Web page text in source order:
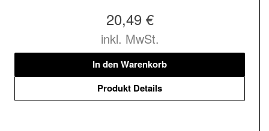
20,49 €
inkl. MwSt.
In den Warenkorb
Produkt Details